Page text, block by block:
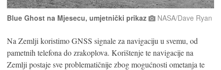
Blue Ghost na Mjesecu, umjetnički prikaz NASA/Dave Ryan
Na Zemlji koristimo GNSS signale za navigaciju u svemu, od
pametnih telefona do zrakoplova. Korištenje te navigacije na
Zemlji postaje sve problematičnije zbog mogućnosti ometanja te